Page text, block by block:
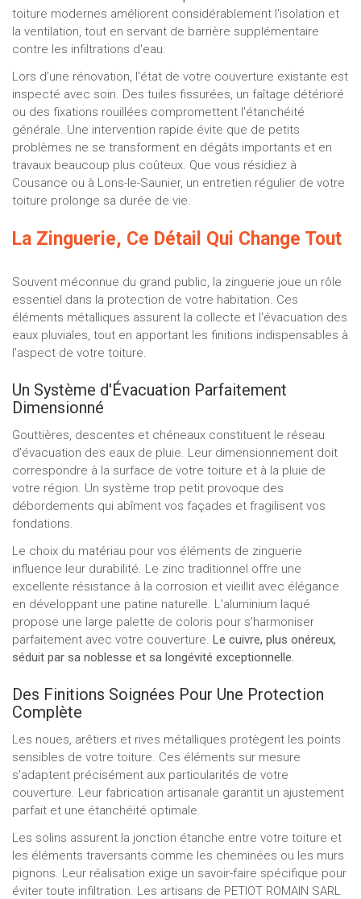
toiture modernes améliorent considérablement l'isolation et
la ventilation, tout en servant de barrière supplémentaire
contre les infiltrations d'eau.
Lors d'une rénovation, l'état de votre couverture existante est
inspecté avec soin. Des tuiles fissurées, un faîtage détérioré
ou des fixations rouillées compromettent l'étanchéité
générale. Une intervention rapide évite que de petits
problèmes ne se transforment en dégâts importants et en
travaux beaucoup plus coûteux. Que vous résidiez à
Cousance ou à Lons-le-Saunier, un entretien régulier de votre
toiture prolonge sa durée de vie.
La Zinguerie, Ce Détail Qui Change Tout
Souvent méconnue du grand public, la zinguerie joue un rôle
essentiel dans la protection de votre habitation. Ces
éléments métalliques assurent la collecte et l'évacuation des
eaux pluviales, tout en apportant les finitions indispensables à
l'aspect de votre toiture.
Un Système d'Évacuation Parfaitement
Dimensionné
Gouttières, descentes et chéneaux constituent le réseau
d'évacuation des eaux de pluie. Leur dimensionnement doit
correspondre à la surface de votre toiture et à la pluie de
votre région. Un système trop petit provoque des
débordements qui abîment vos façades et fragilisent vos
fondations.
Le choix du matériau pour vos éléments de zinguerie
influence leur durabilité. Le zinc traditionnel offre une
excellente résistance à la corrosion et vieillit avec élégance
en développant une patine naturelle. L'aluminium laqué
propose une large palette de coloris pour s'harmoniser
parfaitement avec votre couverture. Le cuivre, plus onéreux,
séduit par sa noblesse et sa longévité exceptionnelle.
Des Finitions Soignées Pour Une Protection
Complète
Les noues, arêtiers et rives métalliques protègent les points
sensibles de votre toiture. Ces éléments sur mesure
s'adaptent précisément aux particularités de votre
couverture. Leur fabrication artisanale garantit un ajustement
parfait et une étanchéité optimale.
Les solins assurent la jonction étanche entre votre toiture et
les éléments traversants comme les cheminées ou les murs
pignons. Leur réalisation exige un savoir-faire spécifique pour
éviter toute infiltration. Les artisans de PETIOT ROMAIN SARL